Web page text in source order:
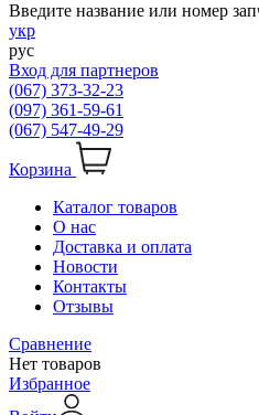
Введите название или номер
укр
рус
Вход для партнеров
(067) 373-32-23
(097) 361-59-61
(067) 547-49-29
Корзина
Каталог товаров
О нас
Доставка и оплата
Новости
Контакты
Отзывы
Сравнение
Нет товаров
Избранное